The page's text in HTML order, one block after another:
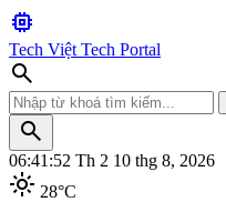
memory
Tech Việt Tech Portal
search
search
06:41:53 Th 2 10 thg 8, 2026
light_mode 28°C